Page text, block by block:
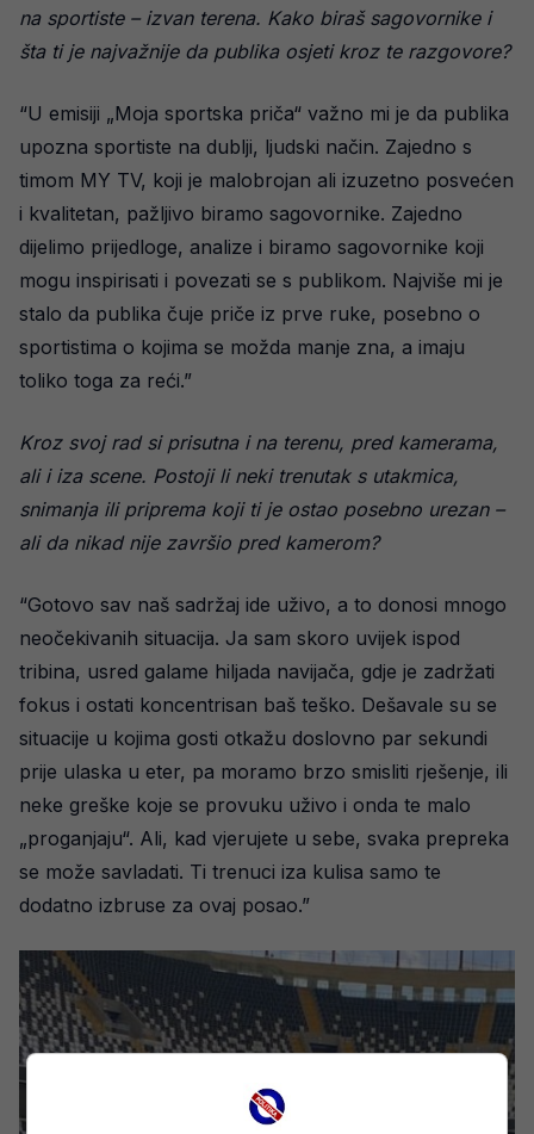
na sportiste – izvan terena. Kako biraš sagovornike i
šta ti je najvažnije da publika osjeti kroz te razgovore?
“U emisiji „Moja sportska priča“ važno mi je da publika
upozna sportiste na dublji, ljudski način. Zajedno s
timom MY TV, koji je malobrojan ali izuzetno posvećen
i kvalitetan, pažljivo biramo sagovornike. Zajedno
dijelimo prijedloge, analize i biramo sagovornike koji
mogu inspirisati i povezati se s publikom. Najviše mi je
stalo da publika čuje priče iz prve ruke, posebno o
sportistima o kojima se možda manje zna, a imaju
toliko toga za reći.”
Kroz svoj rad si prisutna i na terenu, pred kamerama,
ali i iza scene. Postoji li neki trenutak s utakmica,
snimanja ili priprema koji ti je ostao posebno urezan –
ali da nikad nije završio pred kamerom?
“Gotovo sav naš sadržaj ide uživo, a to donosi mnogo
neočekivanih situacija. Ja sam skoro uvijek ispod
tribina, usred galame hiljada navijača, gdje je zadržati
fokus i ostati koncentrisan baš teško. Dešavale su se
situacije u kojima gosti otkažu doslovno par sekundi
prije ulaska u eter, pa moramo brzo smisliti rješenje, ili
neke greške koje se provuku uživo i onda te malo
„proganjaju“. Ali, kad vjerujete u sebe, svaka prepreka
se može savladati. Ti trenuci iza kulisa samo te
dodatno izbruse za ovaj posao.”